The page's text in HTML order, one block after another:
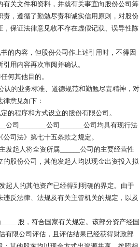
关文件和资料，并就有关事宜向股份公司筹
，遵循了勤勉尽责和诚实信用原则，对股份
保证法律意见收不存在虚假记载、误导性陈
的内容，但股份公司作上述引用时，不得因
用内容再次审阅并确认。
何其他目的。
的业务标准、道德规范和勤勉尽责精神，对
意见如下：
的程序和方式设立的股份有限公司。
司________公司_______公司均具有现行法
司法》第七十五条款之规定。
发起人将全资所属______公司的主要经营性
的股份公司，其他发起人均以现金出资投入拟
人的其他资产已经得到明确的界定。由于
反法律、法规及有关主管机关的规定，以及
股，符合国家有关规定。该部分资产经国
有限公司评估，且评估结果已经获得财政部